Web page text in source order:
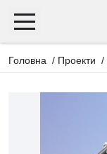
Головна / Проекти /